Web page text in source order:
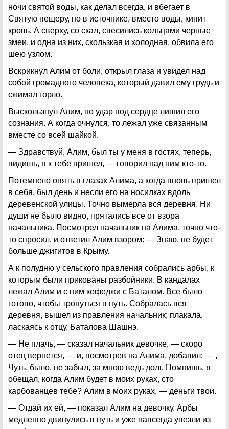
ночи святой воды, как делал всегда, и вбегает в
Святую пещеру, но в источнике, вместо воды, кипит
кровь. А сверху, со скал, свесились кольцами черные
змеи, и одна из них, скользкая и холодная, обвила его
шею узлом.
Вскрикнул Алим от боли, открыл глаза и увидел над
собой громадного человека, который давил ему грудь и
сжимал горло.
Выскользнул Алим, но удар под сердце лишил его
сознания. А когда очнулся, то лежал уже связанным
вместе со всей шайкой.
— Здравствуй, Алим, был ты у меня в гостях, теперь,
видишь, я к тебе пришел, — говорил над ним кто-то.
Потемнело опять в глазах Алима, а когда вновь пришел
в себя, был день и несли его на носилках вдоль
деревенской улицы. Точно вымерла вся деревня. Ни
души не было видно, прятались все от взора
начальника. Посмотрел начальник на Алима, точно что-
то спросил, и ответил Алим взором: — Знаю, не будет
больше джигитов в Крыму.
А к полудню у сельского правления собрались арбы, к
которым были прикованы разбойники. В кандалах
лежал Алим и с ним кефеджи с Баталом. Все было
готово, чтобы тронуться в путь. Собралась вся
деревня, вышел из правления начальник; плакала,
ласкаясь к отцу, Баталова Шашнэ.
— Не плачь, — сказал начальник девочке, — скоро
отец вернется, — и, посмотрев на Алима, добавил: — ,
Чуть, было, не забыл, за мною ведь долг. Помнишь, я
обещал, когда Алим будет в моих руках, сто
карбованцев тебе? Алим в моих руках, — деньги твои.
— Отдай их ей, — показал Алим на девочку. Арбы
медленно двинулись в путь и уже навсегда увезли из